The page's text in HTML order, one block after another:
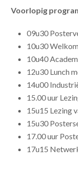
Voorlopig
09u30
10u30
10u40
12u30 Lunch
14u00
15.00 uur
15u15 Lezing
15u30
17.00 uur
17u15